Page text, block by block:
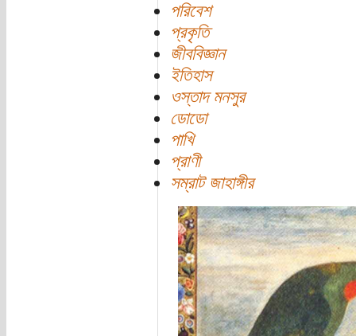
পরিবেশ
প্রকৃতি
জীববিজ্ঞান
ইতিহাস
ওস্তাদ মনসুর
ডোডো
পাখি
প্রাণী
সম্রাট জাহাঙ্গীর